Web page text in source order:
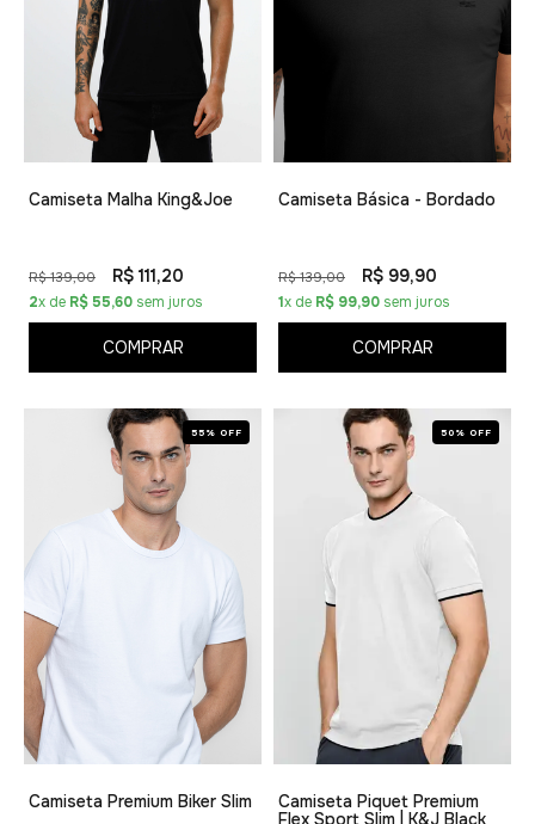
Camiseta Malha King&Joe
R$ 139,00 R$ 111,20
2x de R$ 55,60 sem juros
COMPRAR
Camiseta Básica - Bordado
R$ 139,00 R$ 99,90
1x de R$ 99,90 sem juros
COMPRAR
55% OFF
Camiseta Premium Biker Slim
50% OFF
Camiseta Piquet Premium
Flex Sport Slim | K&J Black